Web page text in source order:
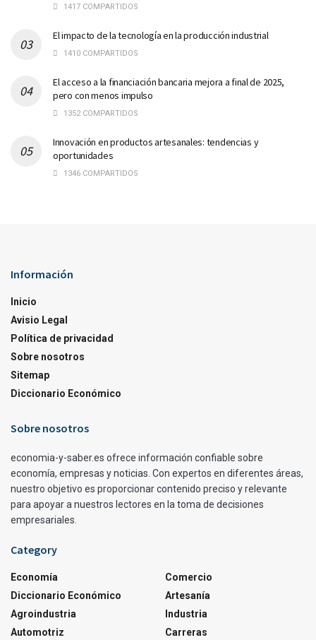
1417 COMPARTIDOS
El impacto de la tecnología en la producción industrial
1410 COMPARTIDOS
El acceso a la financiación bancaria mejora a final de 2025,
pero con menos impulso
1352 COMPARTIDOS
Innovación en productos artesanales: tendencias y
oportunidades
1346 COMPARTIDOS
Información
Inicio
Avisio Legal
Política de privacidad
Sobre nosotros
Sitemap
Diccionario Económico
Sobre nosotros
economia-y-saber.es ofrece información confiable sobre
economía, empresas y noticias. Con expertos en diferentes áreas,
nuestro objetivo es proporcionar contenido preciso y relevante
para apoyar a nuestros lectores en la toma de decisiones
empresariales.
Category
Economía
Diccionario Económico
Agroindustria
Automotriz
Comercio
Artesanía
Industria
Carreras